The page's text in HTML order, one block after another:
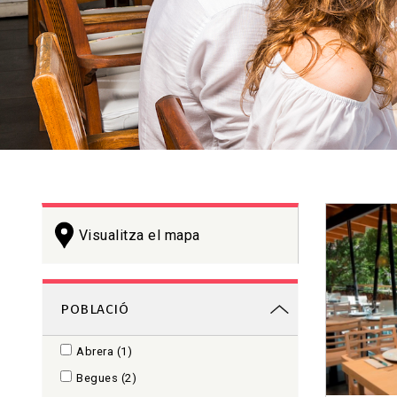
+
−
Visualitza el mapa
POBLACIÓ
Abrera (1)
Begues (2)